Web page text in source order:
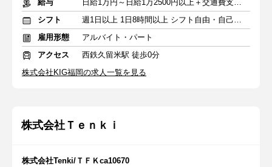
給与
日給1万円～日給1万2500円以上＋交通費支給（規定あり）
シフト
週1日以上 1日8時間以上 シフト自由・自己申告
雇用形態
アルバイト・パート
アクセス
西鉄久留米駅 徒歩0分
株式会社KIG福岡の求人一覧を見る
株式会社Ｔｅｎｋｉ
株式会社Tenki/ＴＦＫca10670